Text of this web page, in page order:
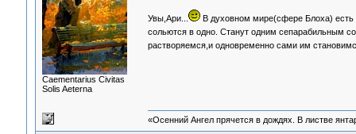
Сaementarius Civitas
Solis Aeterna
Увы,Ари...
В духовном мире(сфере Блоха) есть
сольются в одно. Станут одним сепарабильным
растворяемся,и одновременно сами им
«Осенний Ангел прячется в дождях. В листве